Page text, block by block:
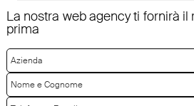
La nostra web agency ti fornirà
prima